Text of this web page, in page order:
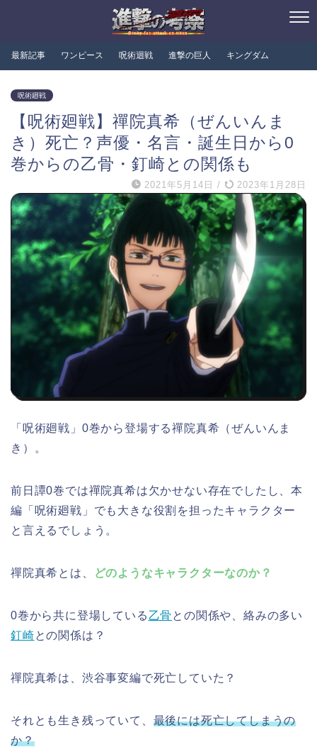
最新記事 ワンピース 呪術迴戦 進撃の巨人 キングダム
呪術廻戦
【呪術廻戦】禪院真希（ぜんいんま
き）死亡？声優・名言・誕生日から0
巻からの乙骨・釘崎との関係も
2021年5月14日 / 2023年1月28日
「呪術廻戦」0巻から登場する禪院真希（ぜんいんま
き）。
前日譚0巻では禪院真希は欠かせない存在でしたし、本
編「呪術廻戦」でも大きな役割を担ったキャラクター
と言えるでしょう。
禪院真希とは、 どのようなキャラクターなのか？
0巻から共に登場している 乙骨 との関係や、絡みの多い
釘崎との関係は？
禪院真希は、渋谷事変編で死亡していた？
それとも生き残っていて、 最後には死亡してしまうの
か？